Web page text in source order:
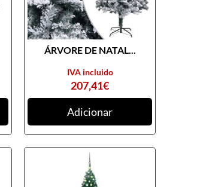
ÁRVORE DE NATAL...
207,41€
IVA incluido
Adicionar